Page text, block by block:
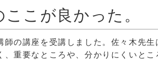
こが良かった。
師の講座を受講しました。佐々木先
、重要なところや、分かりにくいと